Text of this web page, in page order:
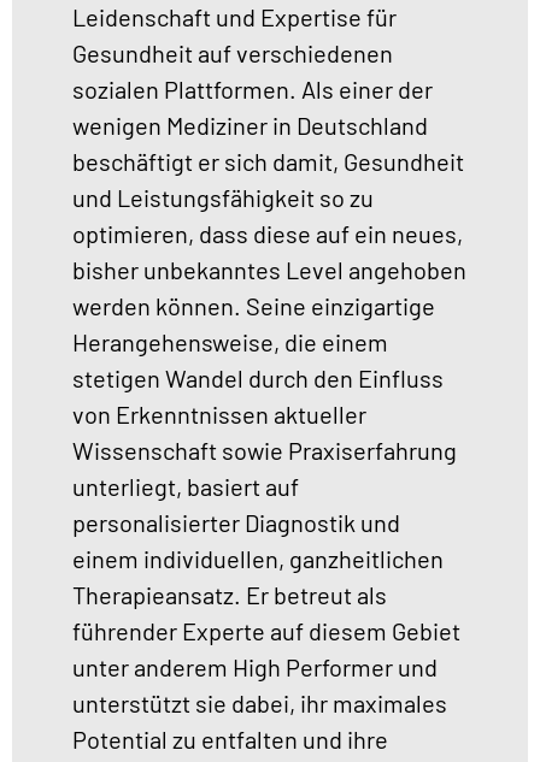
Leidenschaft und Expertise für
Gesundheit auf verschiedenen
sozialen Plattformen. Als einer der
wenigen Mediziner in Deutschland
beschäftigt er sich damit, Gesundheit
und Leistungsfähigkeit so zu
optimieren, dass diese auf ein neues,
bisher unbekanntes Level angehoben
werden können. Seine einzigartige
Herangehensweise, die einem
stetigen Wandel durch den Einfluss
von Erkenntnissen aktueller
Wissenschaft sowie Praxiserfahrung
unterliegt, basiert auf
personalisierter Diagnostik und
einem individuellen, ganzheitlichen
Therapieansatz. Er betreut als
führender Experte auf diesem Gebiet
unter anderem High Performer und
unterstützt sie dabei, ihr maximales
Potential zu entfalten und ihre